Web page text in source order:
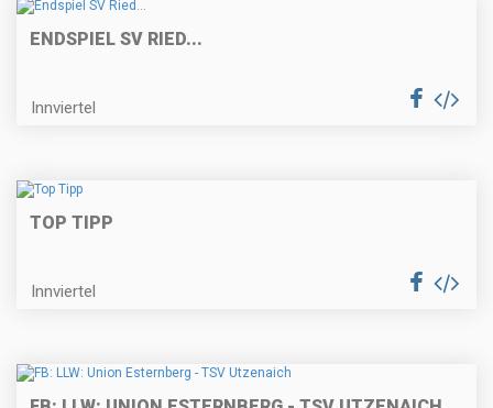
ENDSPIEL SV RIED...
Innviertel
TOP TIPP
Innviertel